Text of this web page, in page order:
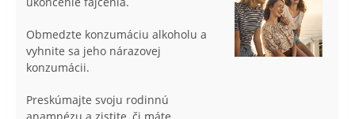
Obmedzte konzumáciu alkoholu a
vyhnite sa jeho nárazovej
konzumácii.
Preskúmajte svoju rodinnú